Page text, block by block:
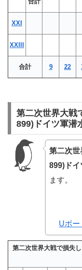
XXI
XXIII
合計 9 22
第二次世界大戦
899)ドイツ軍潜
第二次世
899)ド
ます。
Uボ
第二次世界大戦で損失